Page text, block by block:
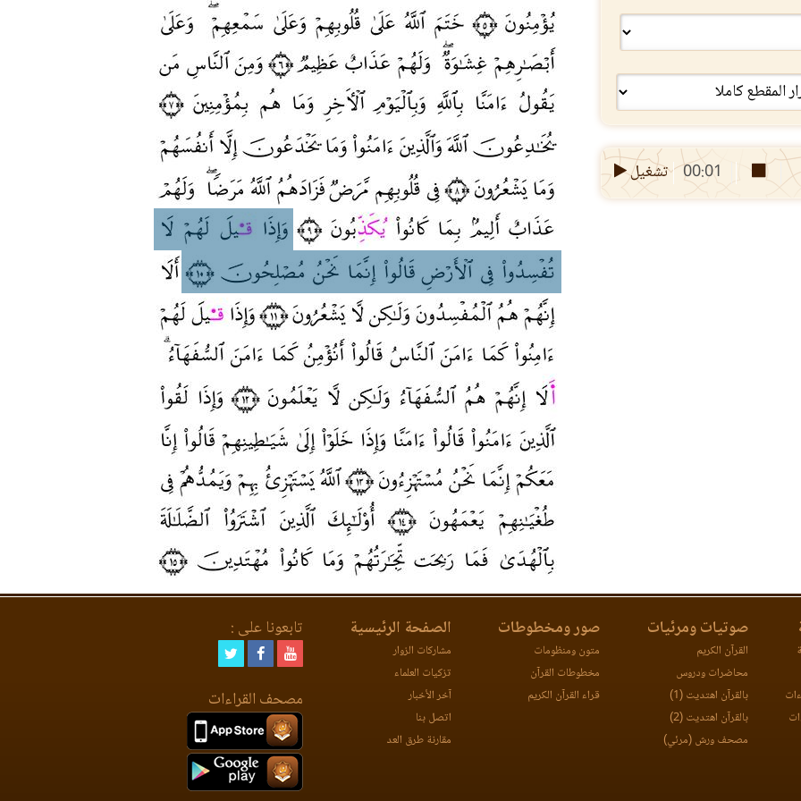
00:01 تشغيل
صوتيات ومرئيات
القرآن الكريم
محاضرات ودروس
بالقرآن اهتديت (1)
بالقرآن اهتديت (2)
مصحف ورش (مرئي)
صور ومخطوطات
متون ومنظومات
مخطوطات القرآن
قراء القرآن الكريم
الصفحة الرئيسية
مشاركات الزوار
تزكيات العلماء
آخر الأخبار
اتصل بنا
مقارنة طرق العد
تابعونا على :
مصحف القراءات